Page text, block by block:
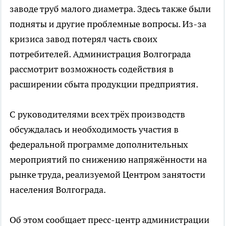
заводе труб малого диаметра. Здесь также были
подняты и другие проблемные вопросы. Из-за
кризиса завод потерял часть своих
потребителей. Администрация Волгограда
рассмотрит возможность содействия в
расширении сбыта продукции предприятия.
С руководителями всех трёх производств
обсуждалась и необходимость участия в
федеральной программе дополнительных
мероприятий по снижению напряжённости на
рынке труда, реализуемой Центром занятости
населения Волгограда.
Об этом сообщает пресс-центр администрации